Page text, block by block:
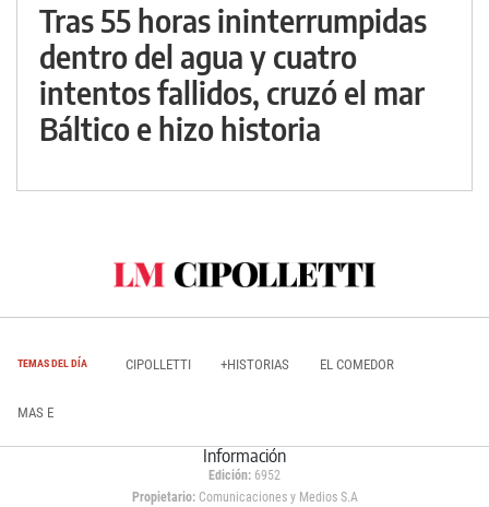
Tras 55 horas ininterrumpidas
dentro del agua y cuatro
intentos fallidos, cruzó el mar
Báltico e hizo historia
TEMAS DEL DÍA CIPOLLETTI +HISTORIAS EL COMEDOR
MAS E
Información
Edición: 6952
Propietario:Comunicaciones y Medios S.A